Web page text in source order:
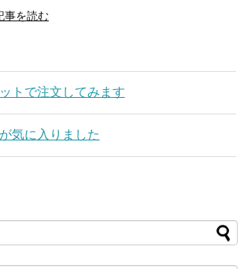
事を読む
トで注文してみます
気に入りました